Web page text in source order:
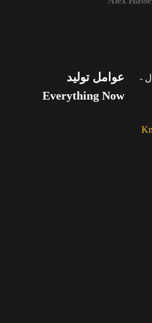
عوامل تولید
Everything Now